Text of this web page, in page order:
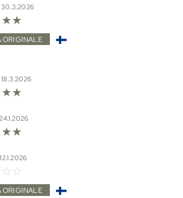
☆☆
ORIGINALE
☆☆
☆☆
☆ ☆
ORIGINALE